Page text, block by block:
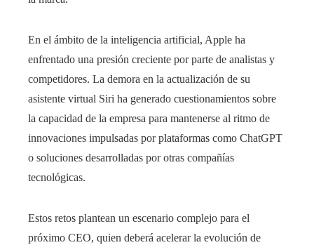
En el ámbito de la inteligencia artificial, Apple ha
enfrentado una presión creciente por parte de analistas y
competidores. La demora en la actualización de su
asistente virtual Siri ha generado cuestionamientos sobre
la capacidad de la empresa para mantenerse al ritmo de
innovaciones impulsadas por plataformas como ChatGPT
o soluciones desarrolladas por otras compañías
tecnológicas.
Estos retos plantean un escenario complejo para el
próximo CEO, quien deberá acelerar la evolución de